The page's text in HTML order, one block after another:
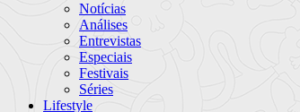
Notícias
Análises
Entrevistas
Especiais
Festivais
Séries
Lifestyle